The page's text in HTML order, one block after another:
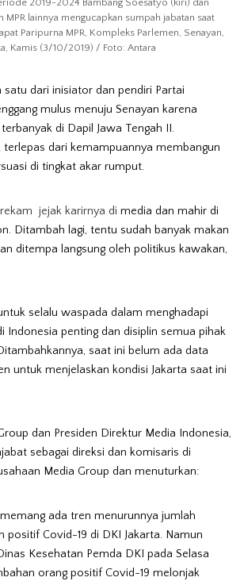
2019-2024 Bambang Soesatyo (kiri) dan
lainnya mengucapkan sumpah jabatan saat
Paripurna MPR, Kompleks Parlemen, Senayan,
Kamis (3/10/2019) / Foto: Antara
satu dari inisiator dan pendiri Partai
mulus menuju Senayan karena
di Dapil Jawa Tengah II.
terlepas dari kemampuannya membangun
di tingkat akar rumput.
jejak karirnya di media dan mahir di
Ditambah lagi, tentu sudah banyak makan
ditempa langsung oleh politikus kawakan,
selalu waspada dalam menghadapi
Indonesia penting dan disiplin semua pihak
saat ini belum ada data
untuk menjelaskan kondisi Jakarta saat ini
dan Presiden Direktur Media Indonesia,
sebagai direksi dan komisaris di
Media Group dan menuturkan:
ada tren menurunnya jumlah
positif Covid-19 di DKI Jakarta. Namun
Kesehatan Pemda DKI pada Selasa
orang positif Covid-19 melonjak